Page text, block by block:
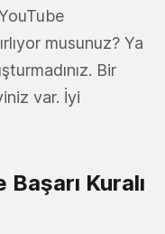
musunuz? Ya
Bir
var. İyi
Kuralı